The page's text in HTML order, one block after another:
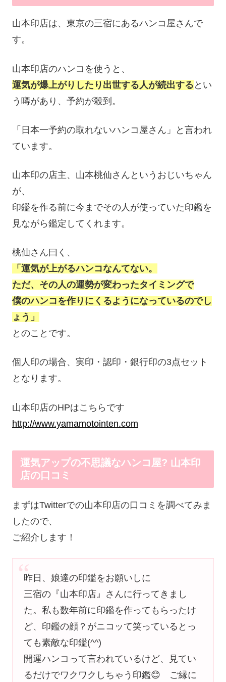
山本印店は、東京の三宿にあるハンコ屋さんで
す。
山本印店のハンコを使うと、
運気が爆上がりしたり出世する人が続出する とい
う噂があり、予約が殺到。
「日本一予約の取れないハンコ屋さん」と言われ
ています。
山本印の店主、山本桃仙さんというおじいちゃん
が、
印鑑を作る前に今までその人が使っていた印鑑を
見ながら鑑定してくれます。
桃仙さん曰く、
「運気が上がるハンコなんてない。
ただ、その人の運勢が変わったタイミングで
僕のハンコ を作りにくるようになっているのでし
ょう 」
とのことです。
個人印の場合、実印・認印・銀行印の3点セット
となります。
山本印店のHPはこちらです
http://www.yamamotointen.com
運気アップの不思議なハンコ屋? 山本印
店の口コミ
まずはTwitterでの山本印店の口コミを調べてみま
したので、
ご紹介します！
昨日、娘達の印鑑をお願いしに
三宿の『山本印店』さんに行ってきまし
た。私も数年前に印鑑を作ってもらったけ
ど、印鑑の顔？がニコッて笑っているとっ
ても素敵な印鑑(^^)
開運ハンコって言われているけど、見てい
るだけでワクワクしちゃう印鑑😊 ご縁に